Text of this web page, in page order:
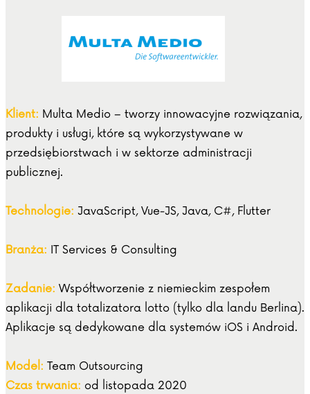
Klient: Multa Medio – tworzy innowacyjne rozwiązania,
produkty i usługi, które są wykorzystywane w
przedsiębiorstwach i w sektorze administracji
publicznej.
Technologie: JavaScript, Vue-JS, Java, C#, Flutter
Branża: IT Services & Consulting
Zadanie: Współtworzenie z niemieckim zespołem
aplikacji dla totalizatora lotto (tylko dla landu Berlina).
Aplikacje są dedykowane dla systemów iOS i Android.
Model: Team Outsourcing
Czas trwania: od listopada 2020